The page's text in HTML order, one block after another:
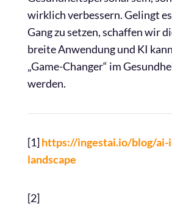
wirklich verbessern. Gelingt
Gang zu setzen, schaffen wir
breite Anwendung und KI
„Game-Changer“ im
werden.
[1]https://ingestai.io/blog/
landscape
[2]